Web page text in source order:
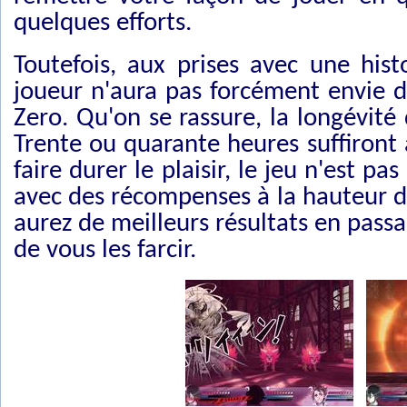
quelques efforts.
Toutefois, aux prises avec une
joueur n'aura pas forcément envie
Zero. Qu'on se rassure, la
Trente ou quarante heures
faire durer le plaisir, le jeu n'est
avec des récompenses à la hauteur
aurez de meilleurs résultats en
de vous les farcir.